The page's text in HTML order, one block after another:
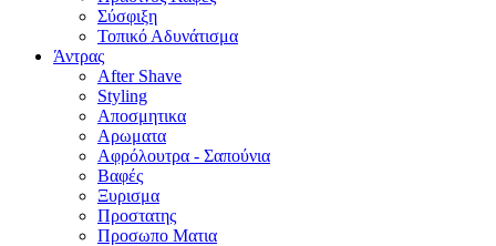
Σύσφιξη
Τοπικό Αδυνάτισμα
Άντρας
After Shave
Styling
Αποσμητικα
Αρωματα
Αφρόλουτρα - Σαπούνια
Βαφές
Ξυρισμα
Προστατης
Προσωπο Ματια